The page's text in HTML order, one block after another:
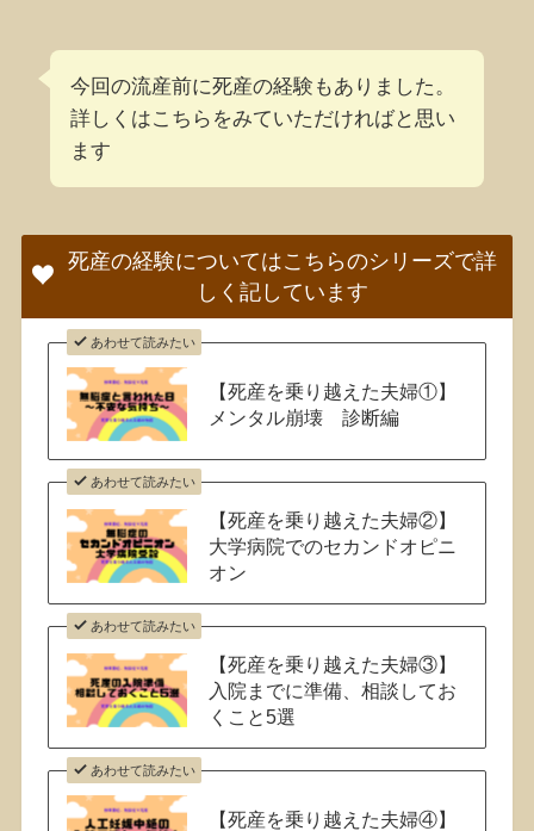
今回の流産前に死産の経験もありました。
詳しくはこちらをみていただければと思い
ます
死産の経験についてはこちらのシリーズで詳
しく記しています
あわせて読みたい
【死産を乗り越えた夫婦①】
メンタル崩壊 診断編
あわせて読みたい
【死産を乗り越えた夫婦②】
大学病院でのセカンドオピニ
オン
あわせて読みたい
【死産を乗り越えた夫婦③】
入院までに準備、相談してお
くこと5選
あわせて読みたい
【死産を乗り越えた夫婦④】